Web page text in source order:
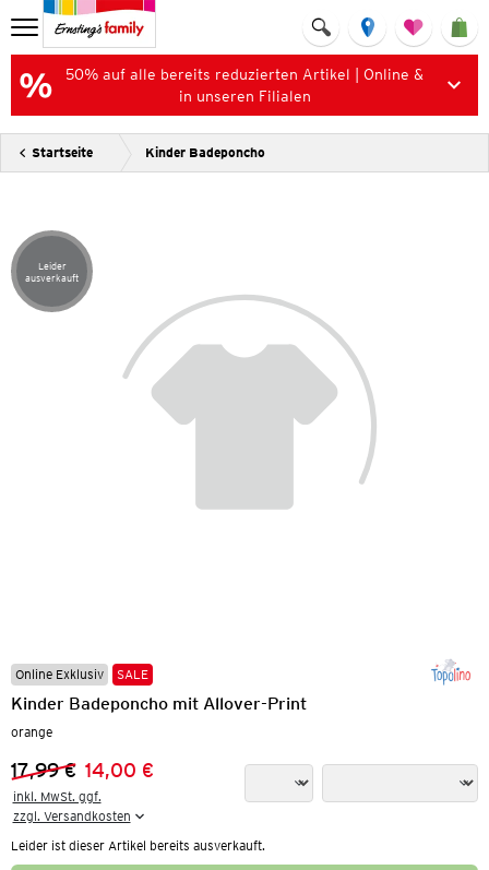
50% auf alle bereits reduzierten Artikel | Online &
in unseren Filialen
Startseite Kinder Badeponcho
Artikel leider ausverkauft
Leider
ausverkauft
Online Exklusiv SALE
Kinder Badeponcho mit Allover-Print
orange
Vorheriger Preis:
17,99 €
Neuer Preis:
14,00 €
inkl. MwSt. ggf.
zzgl. Versandkosten
Leider ist dieser Artikel bereits ausverkauft.